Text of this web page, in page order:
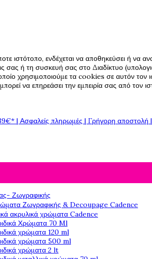
ιστότοπο, ενδέχεται να αποθηκεύσει ή
σας ή τη συσκευή σας στο Διαδίκτυο
χρησιμοποιούμε τα cookies σε αυτόν
να επηρεάσει την εμπειρία σας από τον
| Ασφαλείς πληρωμές | Γρήγορη αποστολή |
Ζωγραφικής
Ζωγραφικής & Decoupage Cadence
ακρυλικά χρώματα Cadence
Χρώματα 70 Ml
χρώματα 120 ml
χρώματα 500 ml
χρώματα 2 lt